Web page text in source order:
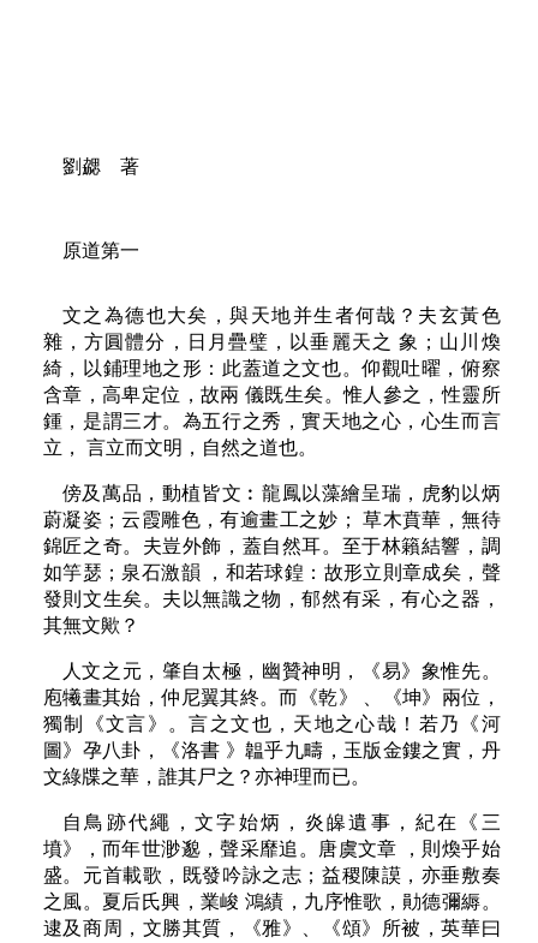
劉勰 著
原道第一
文之為德也大矣，與天地并生者何哉？夫玄黃色
雜，方圓體分，日月疊璧，以垂麗天之 象；山川煥
綺，以鋪理地之形：此蓋道之文也。仰觀吐曜，俯察
含章，高卑定位，故兩 儀既生矣。惟人參之，性靈所
鍾，是謂三才。為五行之秀，實天地之心，心生而言
立， 言立而文明，自然之道也。
傍及萬品，動植皆文︰龍鳳以藻繪呈瑞，虎豹以炳
蔚凝姿；云霞雕色，有逾畫工之妙； 草木賁華，無待
錦匠之奇。夫豈外飾，蓋自然耳。至于林籟結響，調
如竽瑟；泉石激韻 ，和若球鍠：故形立則章成矣，聲
發則文生矣。夫以無識之物，郁然有采，有心之器，
其無文歟？
人文之元，肇自太極，幽贊神明，《易》象惟先。
庖犧畫其始，仲尼翼其終。而《乾》 、《坤》兩位，
獨制《文言》。言之文也，天地之心哉！若乃《河
圖》孕八卦，《洛書 》韞乎九疇，玉版金鏤之實，丹
文綠牒之華，誰其尸之？亦神理而已。
自鳥跡代繩，文字始炳，炎皞遺事，紀在《三
墳》，而年世渺邈，聲采靡追。唐虞文章 ，則煥乎始
盛。元首載歌，既發吟詠之志；益稷陳謨，亦垂敷奏
之風。夏后氏興，業峻 鴻績，九序惟歌，勛德彌縟。
逮及商周，文勝其質，《雅》、《頌》所被，英華曰